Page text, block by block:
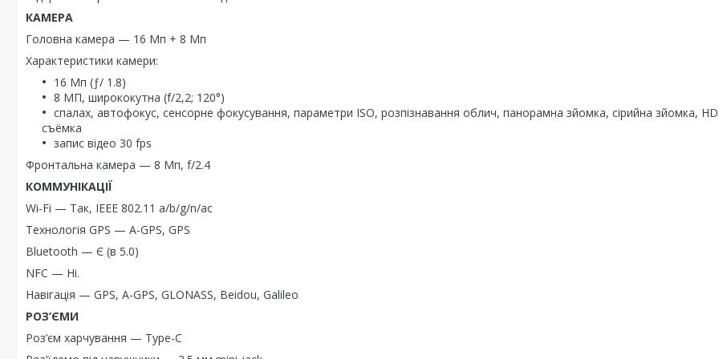
КАМЕРА
Головна камера — 16 Мп + 8 Мп
Характеристики камери:
16 Мп (ƒ/ 1.8)
8 МП, ширококутна (f/2,2; 120°)
спалах, автофокус, сенсорне фокусування, параметри ISO, розпізнавання облич, панорамна зйомка, сірийна зйомка,
съёмка
запис відео 30 fps
Фронтальна камера — 8 Мп, f/2.4
КОММУНІКАЦІЇ
Wi-Fi — Так, IEEE 802.11 a/b/g/n/ac
Технологія GPS — A-GPS, GPS
Bluetooth — Є (в 5.0)
NFC — Ні.
Навігація — GPS, A-GPS, GLONASS, Beidou, Galileo
РОЗ’ЄМИ
Роз’єм харчування — Type-C